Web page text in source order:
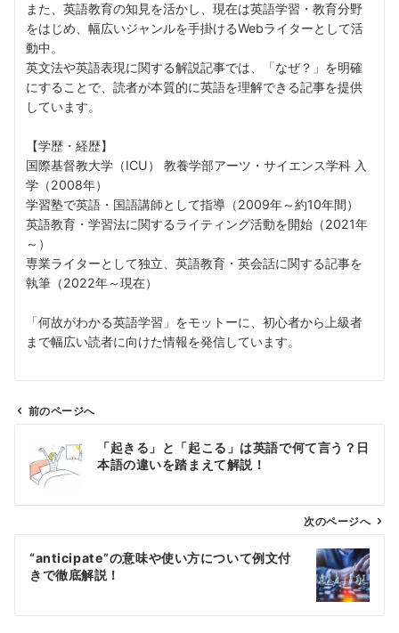
また、英語教育の知見を活かし、現在は英語学習・教育分野
をはじめ、幅広いジャンルを手掛けるWebライターとして活
動中。
英文法や英語表現に関する解説記事では、「なぜ？」を明確
にすることで、読者が本質的に英語を理解できる記事を提供
しています。
【学歴・経歴】
国際基督教大学（ICU） 教養学部アーツ・サイエンス学科 入
学（2008年）
学習塾で英語・国語講師として指導（2009年～約10年間）
英語教育・学習法に関するライティング活動を開始（2021年
～）
専業ライターとして独立、英語教育・英会話に関する記事を
執筆（2022年～現在）
「何故がわかる英語学習」をモットーに、初心者から上級者
まで幅広い読者に向けた情報を発信しています。
ビ
ン
前のページへ
「起きる」と「起こる」は英語で何て言う？日
本語の違いを踏まえて解説！
次のページへ
“anticipate”の意味や使い方について例文付
きで徹底解説！